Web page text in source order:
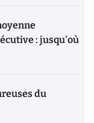
: jusqu'où
du